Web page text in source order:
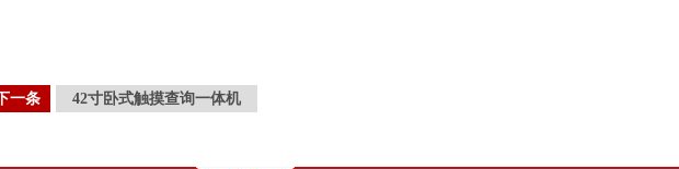
一条 42寸卧式触摸查询一体机